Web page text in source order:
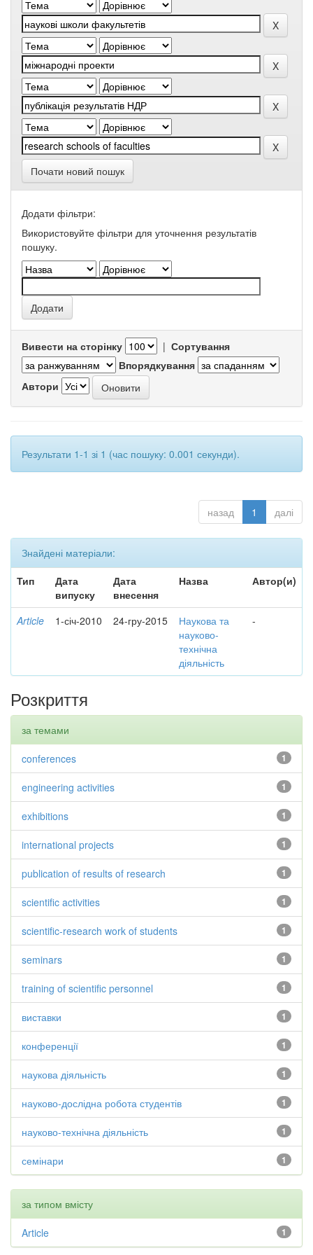
Почати новий пошук
Додати фільтри:
Використовуйте фільтри для уточнення результатів
пошуку.
Вивести на сторінку | Сортування
Впорядкування
Автори
Результати 1-1 зі 1 (час пошуку: 0.001 секунди).
назад 1 далі
Знайдені матеріали:
Тип
Дата
випуску
Дата
внесення
Назва Автор(и)
Article 1-січ-2010 24-гру-2015
Наукова та
науково-
технічна
діяльність
-
Розкриття
за темами
1
conferences
1
engineering activities
1
exhibitions
1
international projects
1
publication of results of research
1
scientific activities
1
scientific-research work of students
1
seminars
1
training of scientific personnel
1
виставки
1
конференції
1
наукова діяльність
1
науково-дослідна робота студентів
1
науково-технічна діяльність
1
семінари
за типом вмісту
1
Article